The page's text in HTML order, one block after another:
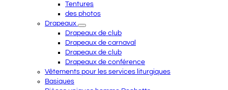
Tentures
des photos
Drapeaux
Drapeaux de club
Drapeaux de carnaval
Drapeaux de club
Drapeaux de conférence
Vêtements pour les services liturgiques
Basiques